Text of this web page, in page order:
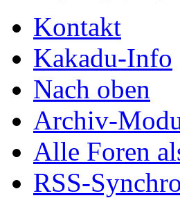
Kontakt
Kakadu-Info
Nach oben
Archiv-
Alle Foren
RSS-